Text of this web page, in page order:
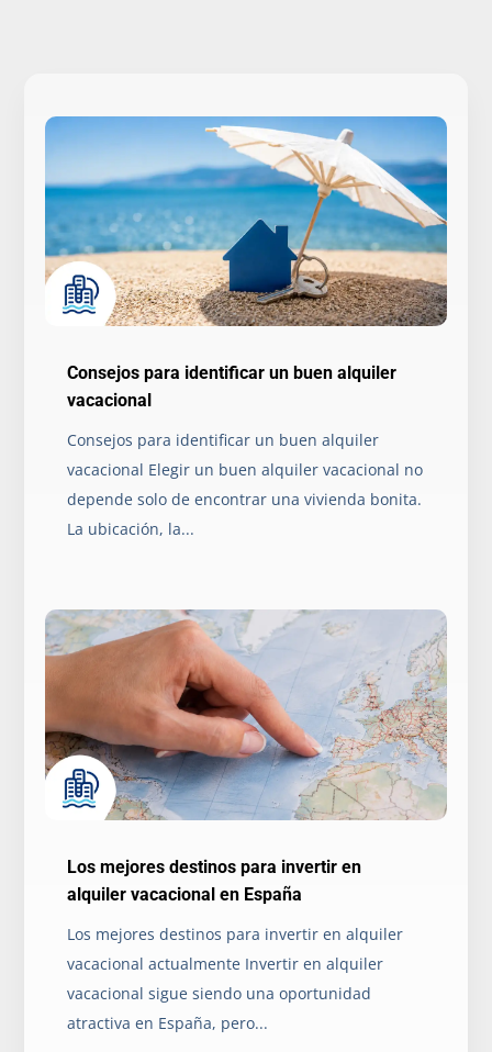
Consejos para identificar un buen alquiler
vacacional
Consejos para identificar un buen alquiler
vacacional Elegir un buen alquiler vacacional no
depende solo de encontrar una vivienda bonita.
La ubicación, la...
Los mejores destinos para invertir en
alquiler vacacional en España
Los mejores destinos para invertir en alquiler
vacacional actualmente Invertir en alquiler
vacacional sigue siendo una oportunidad
atractiva en España, pero...